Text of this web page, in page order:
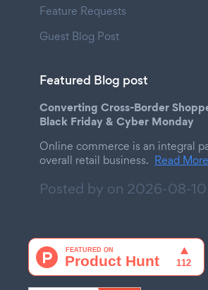
Feature Requests
Guest Blog Post
Featured Blog post
Converting Cross-Border
Black Friday & Cyber Monday
Online commerce is an integral
overall retail business. Read More
Posted by on 2026-08-10